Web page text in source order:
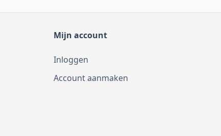
Mijn account
Inloggen
Account aanmaken